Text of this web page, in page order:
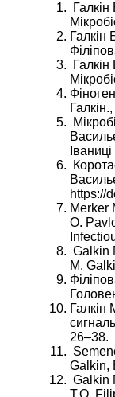
Галкін
https://
Merker
O.
Galkin
M.
Галкін
26–38.
Galkin,
Galkin
Т.О.